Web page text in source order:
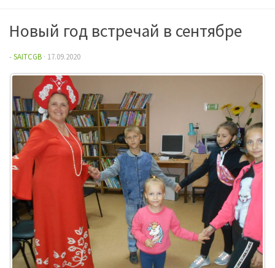
Новый год встречай в сентябре
-SAITCGB · 17.09.2020